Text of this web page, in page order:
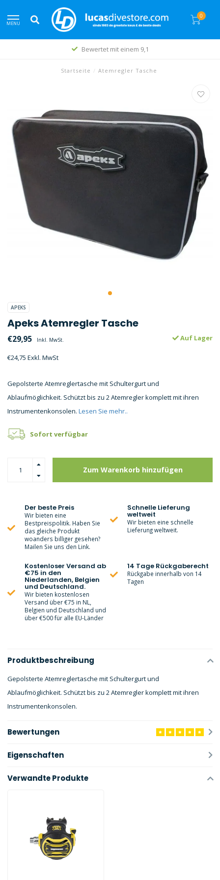
MENU
0
Bewertet mit einem 9,1
Startseite / Atemregler Tasche
APEKS
Apeks Atemregler Tasche
€29,95 Inkl. MwSt.
€24,75 Exkl. MwSt
Auf Lager
Gepolsterte Atemreglertasche mit Schultergurt und
Ablaufmöglichkeit. Schützt bis zu 2 Atemregler komplett mit ihren
Instrumentenkonsolen. Lesen Sie mehr..
Sofort verfügbar
Zum Warenkorb hinzufügen
Der beste Preis
Wir bieten eine
Bestpreispolitik. Haben Sie
das gleiche Produkt
woanders billiger gesehen?
Mailen Sie uns den Link.
Schnelle Lieferung
weltweit
Wir bieten eine schnelle
Lieferung weltweit.
Kostenloser Versand ab
€75 in den
Niederlanden, Belgien
und Deutschland.
Wir bieten kostenlosen
Versand über €75 in NL,
Belgien und Deutschland und
über €500 für alle EU-Länder
14 Tage Rückgaberecht
Rückgabe innerhalb von 14
Tagen
Produktbeschreibung
Gepolsterte Atemreglertasche mit Schultergurt und
Ablaufmöglichkeit. Schützt bis zu 2 Atemregler komplett mit ihren
Instrumentenkonsolen.
Bewertungen
Eigenschaften
Verwandte Produkte